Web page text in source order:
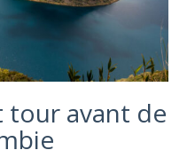
tour avant de